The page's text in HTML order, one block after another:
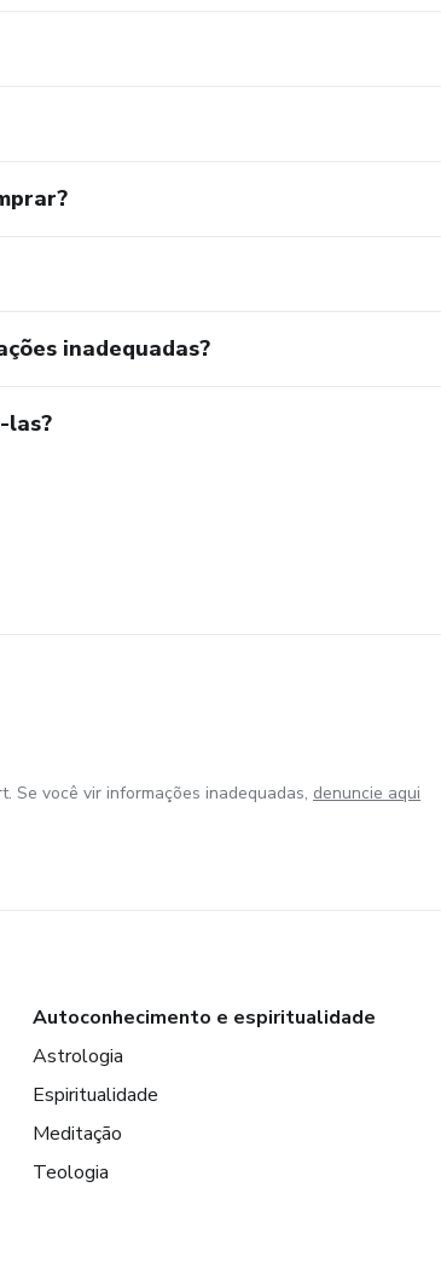
inadequadas?
las?
Se você vir informações inadequadas, denuncie aqui
Autoconhecimento e espiritualidade
Astrologia
Espiritualidade
Meditação
Teologia